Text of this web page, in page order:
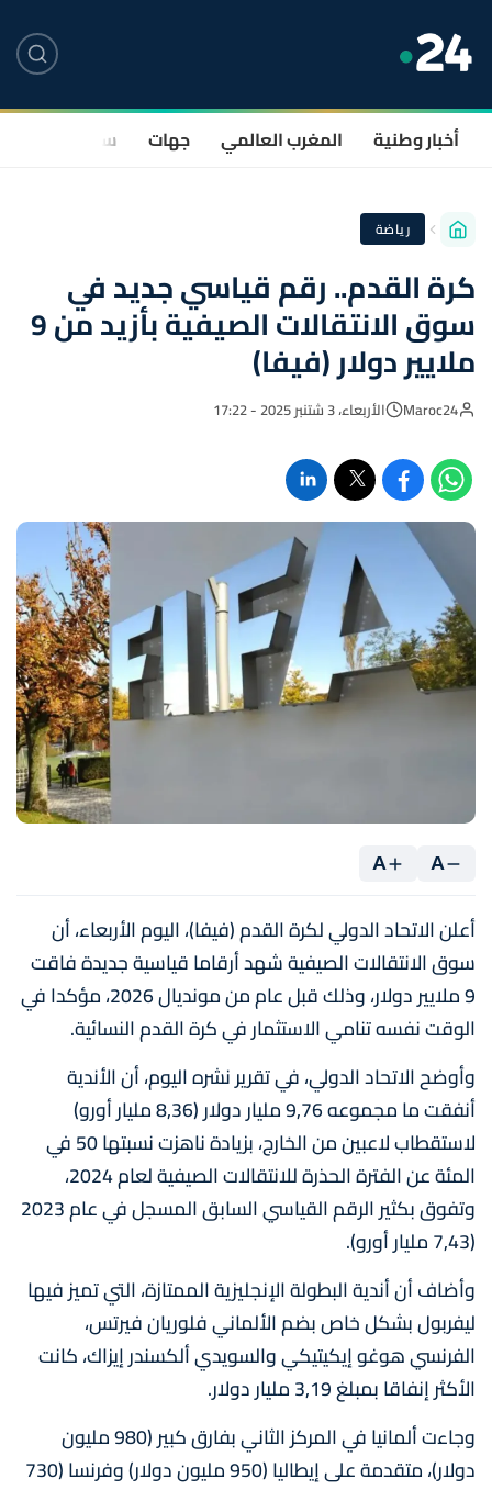
أخبار وطنية المغرب العالمي جهات سياسة
رياضة
كرة القدم.. رقم قياسي جديد في
سوق الانتقالات الصيفية بأزيد من 9
ملايير دولار (فيفا)
Maroc24 الأربعاء، 3 شتنبر 2025 - 17:22
A
A
أعلن الاتحاد الدولي لكرة القدم (فيفا)، اليوم الأربعاء، أن
سوق الانتقالات الصيفية شهد أرقاما قياسية جديدة فاقت
9 ملايير دولار، وذلك قبل عام من مونديال 2026، مؤكدا في
الوقت نفسه تنامي الاستثمار في كرة القدم النسائية.
وأوضح الاتحاد الدولي، في تقرير نشره اليوم، أن الأندية
أنفقت ما مجموعه 9,76 مليار دولار (8,36 مليار أورو)
لاستقطاب لاعبين من الخارج، بزيادة ناهزت نسبتها 50 في
المئة عن الفترة الحذرة للانتقالات الصيفية لعام 2024،
وتفوق بكثير الرقم القياسي السابق المسجل في عام 2023
(7,43 مليار أورو).
وأضاف أن أندية البطولة الإنجليزية الممتازة، التي تميز فيها
ليفربول بشكل خاص بضم الألماني فلوريان فيرتس،
الفرنسي هوغو إيكيتيكي والسويدي ألكسندر إيزاك، كانت
الأكثر إنفاقا بمبلغ 3,19 مليار دولار.
وجاءت ألمانيا في المركز الثاني بفارق كبير (980 مليون
دولار)، متقدمة على إيطاليا (950 مليون دولار) وفرنسا (730